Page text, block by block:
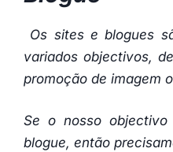
Os sites e blogues
variados objectivos,
promoção de imagem
Se o nosso
blogue, então